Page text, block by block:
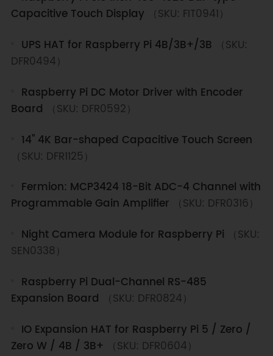
Capacitive Touch Display
（SKU: FIT0941）
UPS HAT for Raspberry Pi 4B/3B+/3B
（SKU:
DFR0494）
Raspberry Pi DC Motor Driver with Encoder
Board
（SKU: DFR0592）
14" 4K Bar-shaped Capacitive Touch Screen
（SKU: DFR1125）
Fermion: MCP3424 18-Bit ADC-4 Channel with
Programmable Gain Amplifier
（SKU: DFR0316）
Night Camera Module for Raspberry Pi
（SKU:
SEN0338）
Raspberry Pi Dual-Channel RS-485
Expansion Board
（SKU: DFR0824）
IO Expansion HAT for Raspberry Pi 5 / Zero /
Zero W / 4B / 3B+
（SKU: DFR0604）